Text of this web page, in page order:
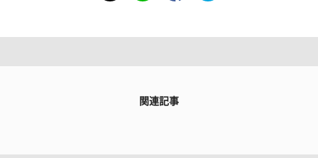
関連記事